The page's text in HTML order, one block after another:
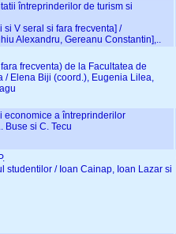
întreprinderilor de turism si
V seral si fara frecventa] /
Alexandru, Gereanu Constantin],..
frecventa) de la Facultatea de
/ Elena Biji (coord.), Eugenia Lilea,
economice a întreprinderilor
Buse si C. Tecu
studentilor / Ioan Cainap, Ioan Lazar si